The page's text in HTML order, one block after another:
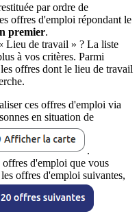
par ordre de
offres d'emploi répondant le
premier.
Lieu de travail » ? La liste
à vos critères. Parmi
offres dont le lieu de travail
ces offres d'emploi via
en situation de
.
d'emploi que vous
offres d'emploi suivantes,